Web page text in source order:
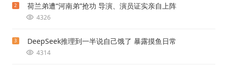
2 荷兰弟遭“河南弟”抢功 导演、演员证实亲自上阵
4326
3 DeepSeek推理到一半说自己饿了 暴露摸鱼日常
4314